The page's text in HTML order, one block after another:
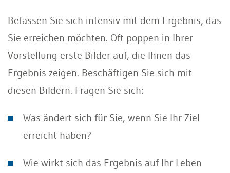
Befassen Sie sich intensiv mit dem Ergebnis, das
Sie erreichen möchten. Oft poppen in Ihrer
Vorstellung erste Bilder auf, die Ihnen das
Ergebnis zeigen. Beschäftigen Sie sich mit
diesen Bildern. Fragen Sie sich:
Was ändert sich für Sie, wenn Sie Ihr Ziel
erreicht haben?
Wie wirkt sich das Ergebnis auf Ihr Leben